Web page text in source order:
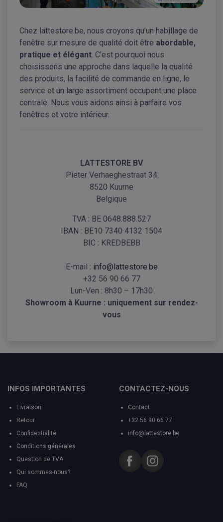
Chez lattestore.be, nous croyons qu’un habillage de
fenêtre sur mesure de qualité doit être abordable,
pratique et élégant. C’est pourquoi nous
choisissons une approche dans laquelle la qualité
des produits, la facilité de commande en ligne, le
service et un large assortiment occupent une place
centrale. Nous vous aidons ainsi à parfaire vos
fenêtres et votre intérieur.
LATTESTORE BV
Pieter Verhaeghestraat 34
8520 Kuurne
Belgique
TVA : BE 0648.888.527
IBAN : BE10 7340 4132 1504
BIC : KREDBEBB
E-mail : info@lattestore.be
+32 56 90 66 77
Lun-Ven : 8h30 – 17h30
Showroom à Kuurne : uniquement sur rendez-
vous
INFOS IMPORTANTES
Livraison
Retour
Confidentialité
Conditions générales
Question de TVA
Qui sommes-nous?
FAQ
CONTACTEZ-NOUS
Contact
+32 56 90 66 77
info@lattestore.be